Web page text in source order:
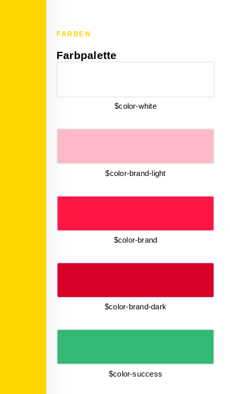
FARBEN
Farbpalette
$color-white
$color-brand-light
$color-brand
$color-brand-dark
$color-success